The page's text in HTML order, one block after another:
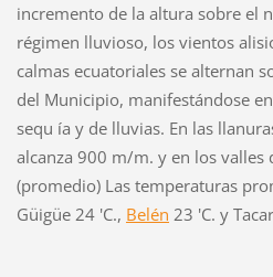
incremento de la altura sobre el
régimen lluvioso, los vientos
calmas ecuatoriales se alternan
del Municipio, manifestándose
sequ ía y de lluvias. En las
alcanza 900 m/m. y en los
(promedio) Las temperaturas
Güigüe 24 'C., Belén 23 'C. y